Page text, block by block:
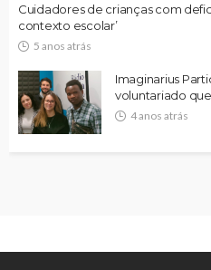
Cuidadores de crianças com
contexto escolar’
5 anos atrás
Imaginarius
voluntariado que
4 anos atrás